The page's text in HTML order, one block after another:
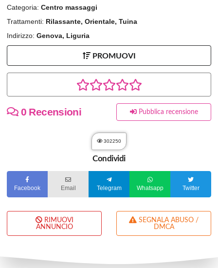
Categoria: Centro massaggi
Trattamenti: Rilassante, Orientale, Tuina
Indirizzo: Genova, Liguria
PROMUOVI
0 Recensioni Pubblica recensione
302250
Condividi
Facebook Email Telegram Whatsapp Twitter
RIMUOVI
ANNUNCIO
DMCA